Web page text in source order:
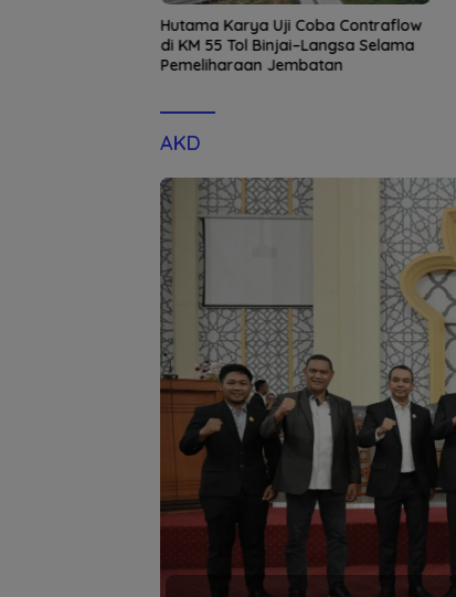
Hutama Karya Uji Coba Contraflow
di KM 55 Tol Binjai–Langsa Selama
Pemeliharaan Jembatan
AKD